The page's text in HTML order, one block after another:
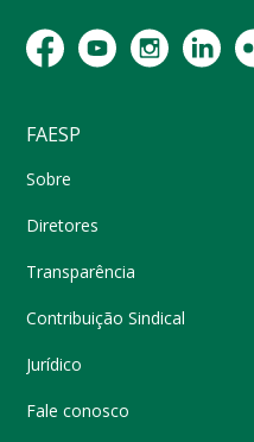
FAESP
Sobre
Diretores
Transparência
Contribuição Sindical
Jurídico
Fale conosco